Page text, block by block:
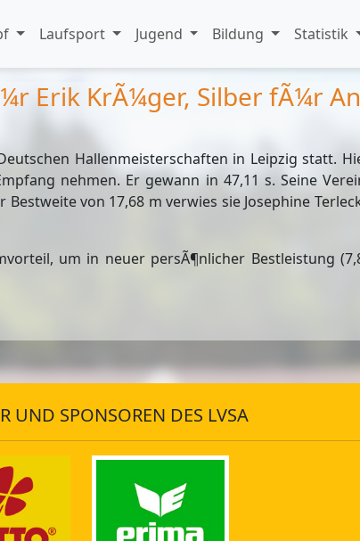
Laufsport Jugend Bildung Statistik
Erik KrÃ¼ger, Silber fÃ¼r
Hallenmeisterschaften in Leipzig statt.
nehmen. Er gewann in 47,11 s. Seine
von 17,68 m verwies sie Josephine
um in neuer persÃ¶nlicher Bestleistung
UND SPONSOREN DES LVSA